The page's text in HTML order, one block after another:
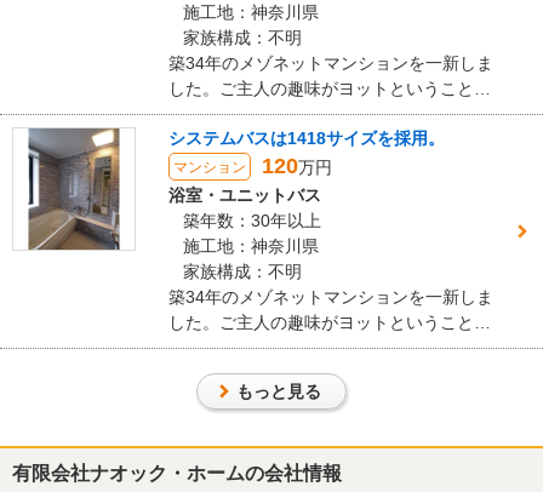
『丁寧な対応』が良かった（60代/男性）
5
この度は大変お世話になりました。
職人さんもいろいろな面で気持ちよく接してくれました。
また施工についても些細なことでお願いも聞いて頂き感謝してま
す。
又何かの機会がありましたらその節はお願い致します。
この会社に決めた理由
御社の評価の大変良いところ又地元であること
リフォーム会社からの返答
家具の移動や、お部屋の片付け等、工事のしやすい環境作りに努め
て頂き大変助かりました。
施工地：神奈川県
家族構成：不明
築34年のメゾネットマンションを一新しま
した。ご主人の趣味がヨットということで
差し色に青を各部に配色しました。
システムバスは1418サイズを採用。
マンション 120万円
浴室・ユニットバス
築年数：30年以上
施工地：神奈川県
家族構成：不明
築34年のメゾネットマンションを一新しま
した。ご主人の趣味がヨットということで
差し色に青を各部に配色しました。
もっと見る
有限会社ナオック・ホームの会社情報